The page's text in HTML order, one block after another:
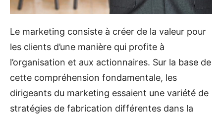
Le marketing consiste à créer de la valeur pour
les clients d’une manière qui profite à
l’organisation et aux actionnaires. Sur la base de
cette compréhension fondamentale, les
dirigeants du marketing essaient une variété de
stratégies de fabrication différentes dans la